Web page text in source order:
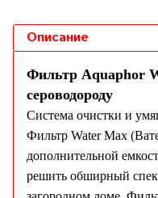
Описание
Фильтр Aquaphor
сероводороду
Система очистки и
Фильтр Water Max
дополнительной
решить обширный